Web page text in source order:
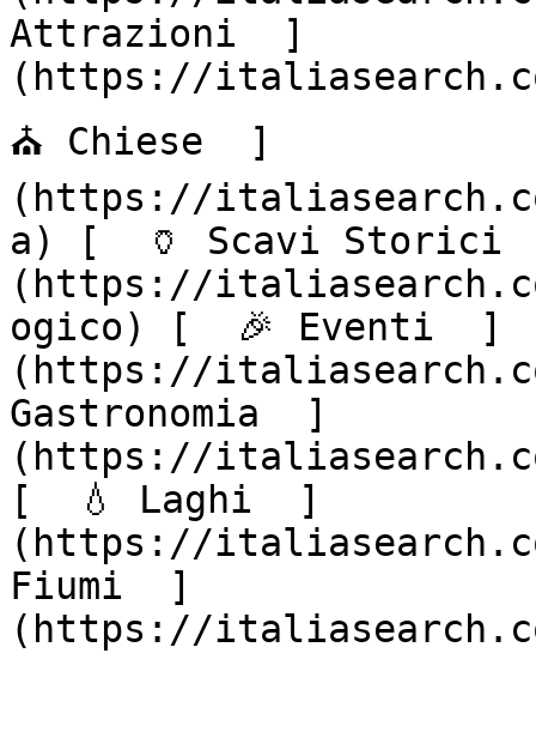
Attrazioni  ]
(https://
⛪ Chiese  ]
(https://
a) [  🏺 Scavi Storici
(https://
ogico) [  🎉 Eventi  ]
(https://
Gastronomia  ]
(https://
[  💧 Laghi  ]
(https://
Fiumi  ]
(https://